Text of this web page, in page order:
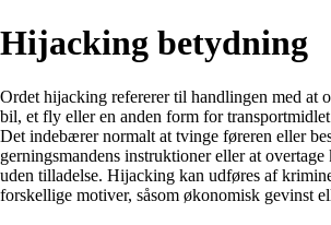
Hijacking betydning
Ordet hijacking refererer til handlingen med at
bil, et fly eller en anden form for
Det indebærer normalt at tvinge føreren eller
gerningsmandens instruktioner eller at
uden tilladelse. Hijacking kan udføres af
forskellige motiver, såsom økonomisk gevinst